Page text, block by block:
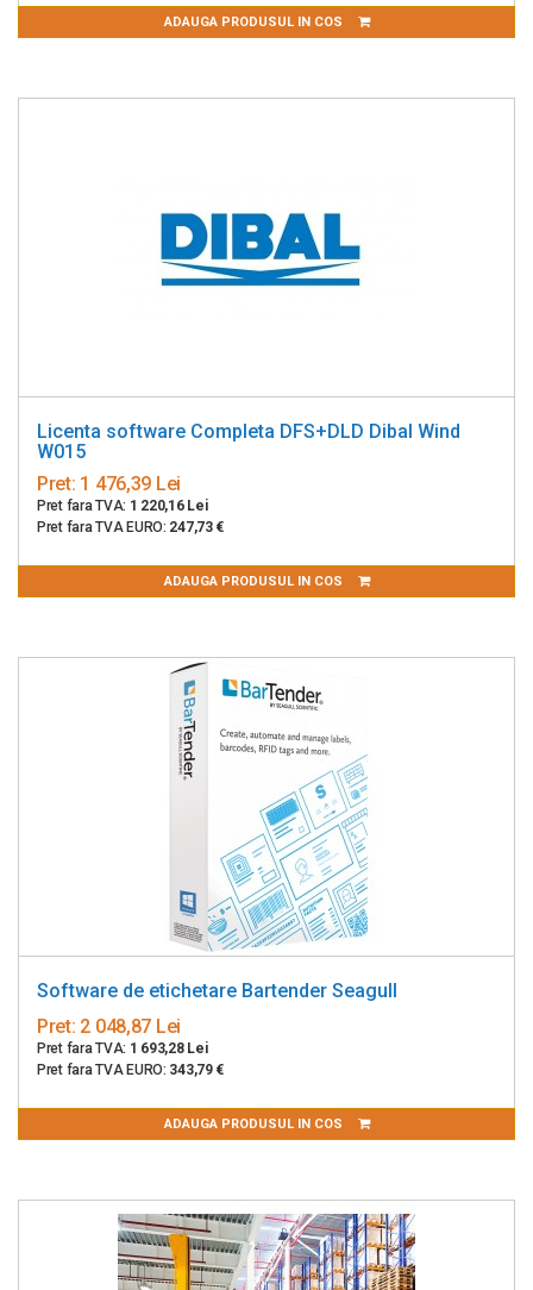
ADAUGA PRODUSUL IN COS
Licenta software Completa DFS+DLD Dibal Wind
W015
Pret: 1 476,39 Lei
Pret fara TVA: 1 220,16 Lei
Pret fara TVA EURO: 247,73 €
ADAUGA PRODUSUL IN COS
Software de etichetare Bartender Seagull
Pret: 2 048,87 Lei
Pret fara TVA: 1 693,28 Lei
Pret fara TVA EURO: 343,79 €
ADAUGA PRODUSUL IN COS